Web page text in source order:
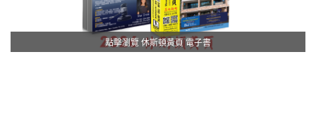
點擊瀏覽 休斯頓黃頁 電子書